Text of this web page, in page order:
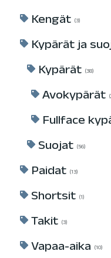
Kengät 3
Kypärät ja
Kypärät 38
Avokypärät
Fullface
Suojat 56
Paidat 13
Shortsit 1
Takit 3
Vapaa-aika 10